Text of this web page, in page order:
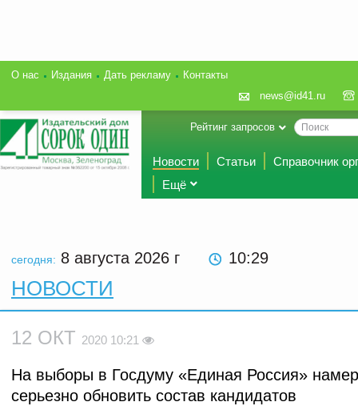
О нас Издания Дать рекламу
Контакты
news@id41.ru
Рейтинг запросов
Новости Статьи
Справочник
Ещё
сегодня: 8 августа 2026 г 10:29
НОВОСТИ
12 ОКТ 2020 10:21
На выборы в Госдуму «Единая Россия»
серьезно обновить состав кандидатов